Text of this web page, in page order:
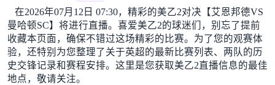
足球新闻
篮球新闻
在2026年07月12日 07:30，精彩的美乙2对决【艾恩邦德VS
曼哈顿SC】将进行直播。喜爱美乙2的球迷们，别忘了提前
收藏本页面，确保不错过这场精彩的比赛。为了您的观赛体
验，还特别为您整理了关于英超的最新比赛列表、两队的历
史交锋记录和赛程安排。这里是您获取美乙2直播信息的最佳
地点，敬请关注。